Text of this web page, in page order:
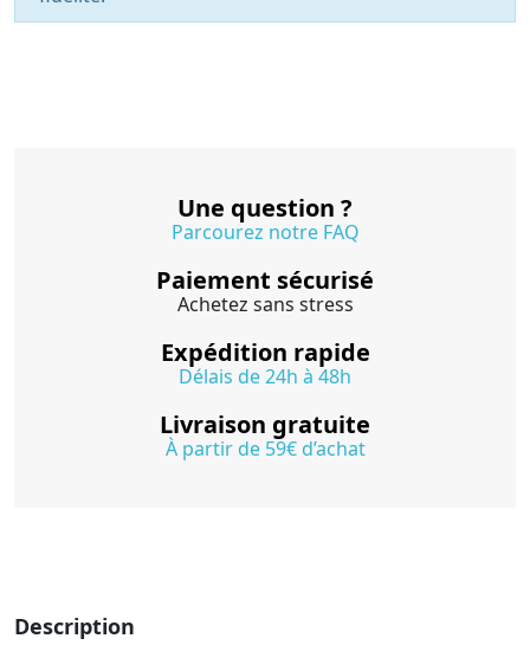
Une question ?
Parcourez notre FAQ
Paiement sécurisé
Achetez sans stress
Expédition rapide
Délais de 24h à 48h
Livraison gratuite
À partir de 59€ d’achat
Description